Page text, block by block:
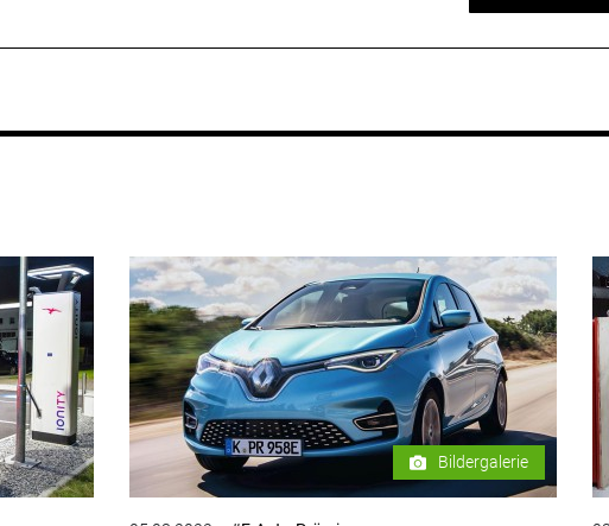
Bildergalerie